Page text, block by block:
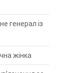
генерал із
жінка